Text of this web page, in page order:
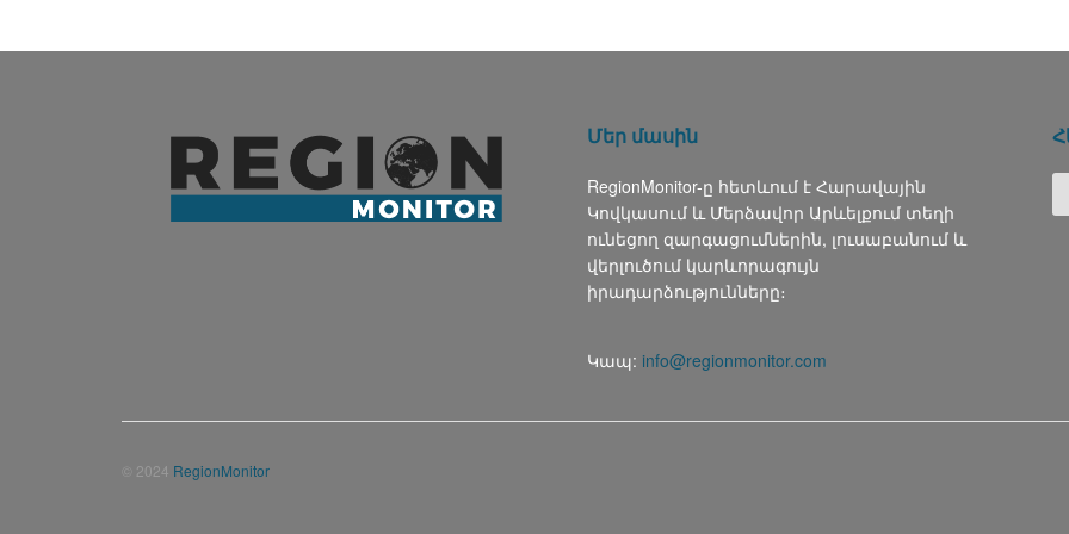
Մեր մասին
RegionMonitor-ը հետևում է Հարավային
Կովկասում և Մերձավոր Արևելքում տեղի
ունեցող զարգացումներին, լուսաբանում և
վերլուծում կարևորագույն
իրադարձությունները։
Կապ: info@regionmonitor.com
© 2024 RegionMonitor